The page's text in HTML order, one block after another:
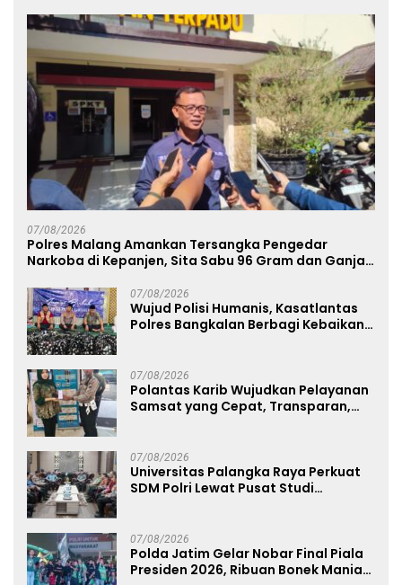
07/08/2026
Polres Malang Amankan Tersangka Pengedar
Narkoba di Kepanjen, Sita Sabu 96 Gram dan Ganja
07/08/2026
Wujud Polisi Humanis, Kasatlantas
Polres Bangkalan Berbagi Kebaikan
07/08/2026
Polantas Karib Wujudkan Pelayanan
Samsat yang Cepat, Transparan,
07/08/2026
Universitas Palangka Raya Perkuat
SDM Polri Lewat Pusat Studi
07/08/2026
Polda Jatim Gelar Nobar Final Piala
Presiden 2026, Ribuan Bonek Mania